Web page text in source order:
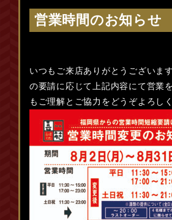
営業時間のお知らせ
いつもご来店ありがとうございま
の要請に応じて上記内容にて営業
もご理解とご協力をどうぞよろし